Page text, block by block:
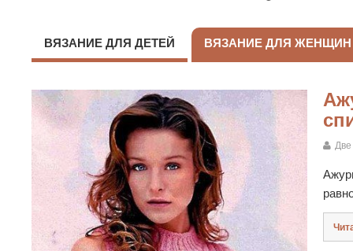
ВЯЗАНИЕ ДЛЯ ДЕТЕЙ ВЯЗАНИЕ ДЛЯ ЖЕНЩИН
Две